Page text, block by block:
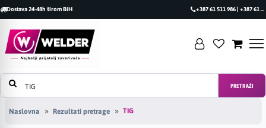
Dostava 24-48h širom BiH +387 61 511 986 | +387 61 493 470
PRETRAŽI
Naslovna Rezultati pretrage TIG